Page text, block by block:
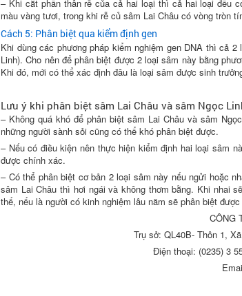
– Khi cắt phần thân rễ của cả hai loại thì cả hai loại đều
màu vàng tươi, trong khi rễ củ sâm Lai Châu có vòng tròn
Cách 5: Phân biệt qua kiểm định gen
Khi dùng các phương pháp kiểm nghiệm gen DNA thì cả
Linh). Cho nên để phân biệt được 2 loại sâm này bằng
Khi đó, mới có thể xác định đâu là loại sâm được sinh
Lưu ý khi phân biệt sâm Lai Châu và sâm Ngọc
– Không quá khó để phân biệt sâm Lai Châu và sâm
những người sành sỏi cũng có thể khó phân biệt được.
– Nếu có điều kiện nên thực hiện kiểm định hai loại sâm
được chính xác.
– Có thể phân biệt cơ bản 2 loại sâm này nếu ngửi hoặc
sâm Lai Châu thì hơi ngái và không thơm bằng. Khi nhai
thế, nếu là người có kinh nghiệm lâu năm sẽ phân biệt
CÔNG
Trụ sở: QL40B- Thôn 1,
Điện thoại: (0235) 3